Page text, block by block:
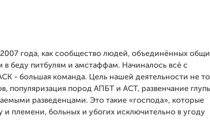
года, как сообщество людей, объединённых
беду питбулям и амстаффам. Начиналось всё с
- большая команда. Цель нашей деятельности не
популяризация пород АПБТ и АСТ, развенчание
разведенцами. Это такие «господа», которые
и племени, больных и убогих исключительно в угоду